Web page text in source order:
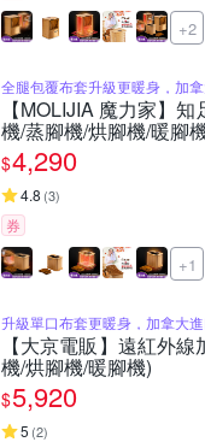
+2
全腿包覆布套升級更暖身，加
【MOLIJIA 魔力家】
機/蒸腳機/烘腳機/暖腳
$4,290
4.8 (3)
券
+1
升級單口布套更暖身，加拿大
【大京電販】遠紅外
機/烘腳機/暖腳機)
$5,920
5 (2)